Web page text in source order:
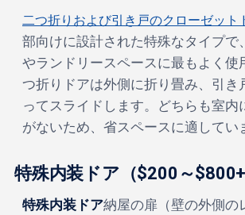
二つ折りおよび引き戸のクローゼット
部向けに設計された特殊なタイプで
やランドリースペースに最もよく使
つ折りドアは外側に折り畳み、引き
ってスライドします。どちらも室内
がないため、省スペースに適してい
特殊内装ドア（$200～$800+
特殊内装ドア納屋の扉（壁の外側の